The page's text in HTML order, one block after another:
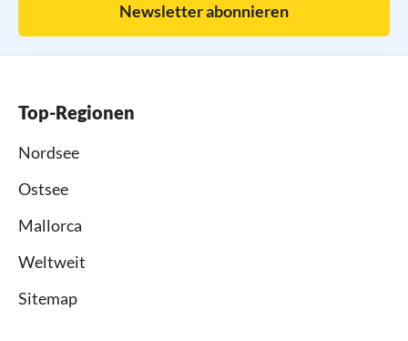
Newsletter abonnieren
Top-Regionen
Nordsee
Ostsee
Mallorca
Weltweit
Sitemap